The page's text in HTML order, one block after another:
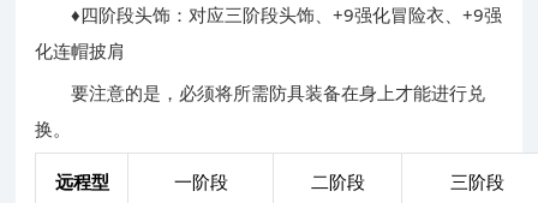
♦四阶段头饰：对应三阶段头饰、+9强化冒险衣、+9强
化连帽披肩
要注意的是，必须将所需防具装备在身上才能进行兑
换。
远程型 一阶段 二阶段 三阶段